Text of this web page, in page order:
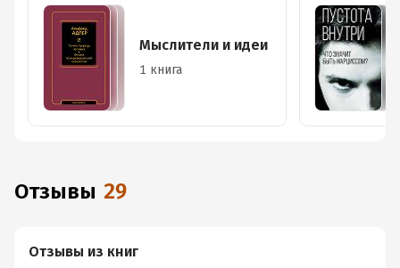
Мыслители и идеи
1 книга
Отзывы 29
Отзывы из книг